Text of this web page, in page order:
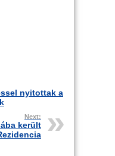
nyitottak a
Next:
került